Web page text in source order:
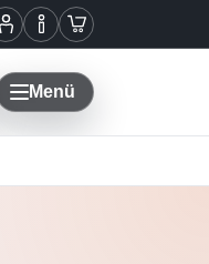
Mein
Konto
Informationen
Warenkorb
Menü